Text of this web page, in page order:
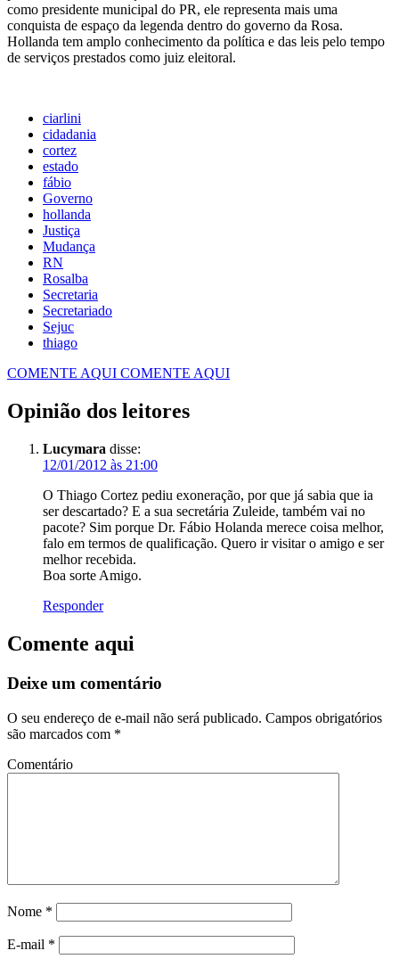
como presidente municipal do PR, ele representa mais uma
conquista de espaço da legenda dentro do governo da Rosa.
Hollanda tem amplo conhecimento da política e das leis pelo tempo
de serviços prestados como juiz eleitoral.
ciarlini
cidadania
cortez
estado
fábio
Governo
hollanda
Justiça
Mudança
RN
Rosalba
Secretaria
Secretariado
Sejuc
thiago
COMENTE AQUI COMENTE AQUI
Opinião dos leitores
Lucymara disse:
12/01/2012 às 21:00
O Thiago Cortez pediu exoneração, por que já sabia que ia
ser descartado? E a sua secretária Zuleide, também vai no
pacote? Sim porque Dr. Fábio Holanda merece coisa melhor,
falo em termos de qualificação. Quero ir visitar o amigo e ser
melhor recebida.
Boa sorte Amigo.
Responder
Comente aqui
Deixe um comentário
O seu endereço de e-mail não será publicado. Campos obrigatórios
são marcados com *
Comentário
Nome *
E-mail *